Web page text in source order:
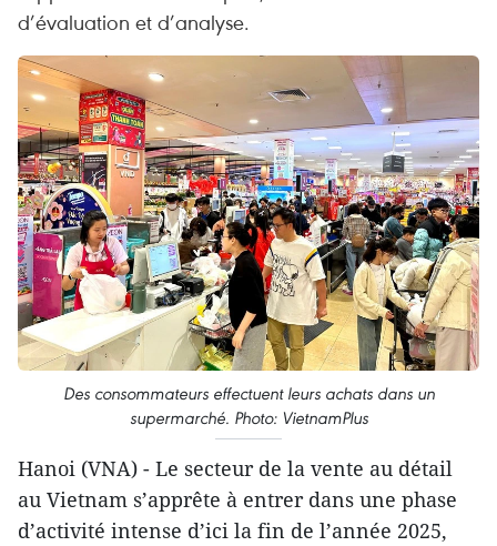
d’évaluation et d’analyse.
Des consommateurs effectuent leurs achats dans un
supermarché. Photo: VietnamPlus
Hanoi (VNA) - Le secteur de la vente au détail
au Vietnam s’apprête à entrer dans une phase
d’activité intense d’ici la fin de l’année 2025,